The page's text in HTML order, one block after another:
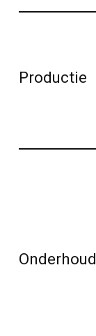
Productie
Onderhoud